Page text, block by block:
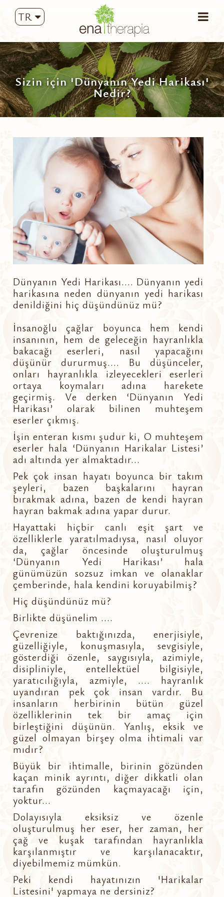
TR
Sizin için 'Dünyanın Yedi Harikası'
Nedir?
Dünyanın Yedi Harikası.... Dünyanın yedi
harikasına neden dünyanın yedi harikası
denildiğini hiç düşündünüz mü?
İnsanoğlu çağlar boyunca hem kendi
insanının, hem de geleceğin hayranlıkla
bakacağı eserleri, nasıl yapacağını
düşünür dururmuş.... Bu düşünceler,
onları hayranlıkla izleyecekleri eserleri
ortaya koymaları adına harekete
geçirmiş. Ve derken ‘Dünyanın Yedi
Harikası’ olarak bilinen muhteşem
eserler çıkmış.
İşin enteran kısmı şudur ki, O muhteşem
eserler hala ‘Dünyanın Harikalar Listesi’
adı altında yer almaktadır...
Pek çok insan hayatı boyunca bir takım
şeyleri, bazen başkalarını hayran
bırakmak adına, bazen de kendi hayran
hayran bakmak adına yapar durur.
Hayattaki hiçbir canlı eşit şart ve
özelliklerle yaratılmadıysa, nasıl oluyor
da, çağlar öncesinde oluşturulmuş
‘Dünyanın Yedi Harikası’ hala
günümüzün sozsuz imkan ve olanaklar
çemberinde, hala kendini koruyabilmiş?
Hiç düşündünüz mü?
Birlikte düşünelim ....
Çevrenize baktığınızda, enerjisiyle,
güzelliğiyle, konuşmasıyla, sevgisiyle,
gösterdiği özenle, saygısıyla, azimiyle,
disipliniyle, entellektüel bilgisiyle,
yaratıcılığıyla, azmiyle, .... hayranlık
uyandıran pek çok insan vardır. Bu
insanların herbirinin bütün güzel
özelliklerinin tek bir amaç için
birleştiğini düşünün. Yanlış, eksik ve
güzel olmayan birşey olma ihtimali var
mıdır?
Büyük bir ihtimalle, birinin gözünden
kaçan minik ayrıntı, diğer dikkatli olan
tarafın gözünden kaçmayacağı için,
yoktur...
Dolayısıyla eksiksiz ve özenle
oluşturulmuş her eser, her zaman, her
çağ ve kuşak tarafından hayranlıkla
karşılanmıştır ve karşılanacaktır,
diyebilmemiz mümkün.
Peki kendi hayatınızın 'Harikalar
Listesini' yapmaya ne dersiniz?